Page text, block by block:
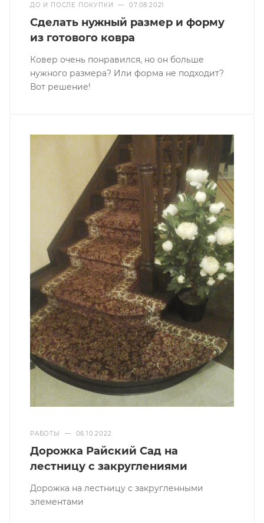
ДО И ПОСЛЕ ПОКУПКИ — 07.08.2021
Сделать нужный размер и форму
из готового ковра
Ковер очень понравился, но он больше
нужного размера? Или форма не подходит?
Вот решение!
РАБОТЫ — 06.10.2022
Дорожка Райский Сад на
лестницу с закруглениями
Дорожка на лестницу с закругленными
элементами